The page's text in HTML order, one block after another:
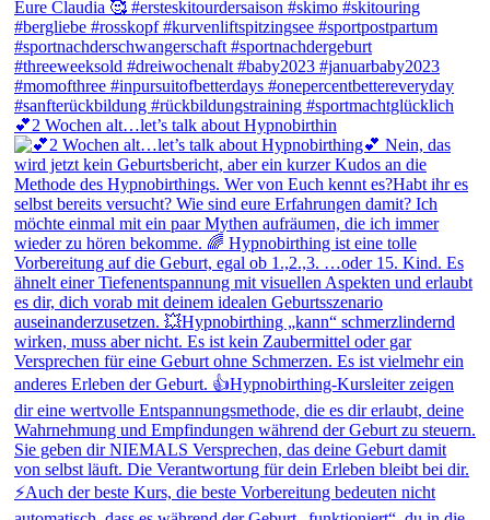
💕2 Wochen alt…let’s talk about Hypnobirthin